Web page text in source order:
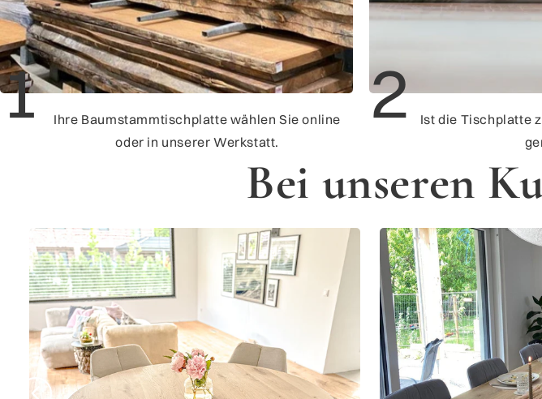
1
Ihre Baumstammtischplatte wählen Sie online
oder in unserer Werkstatt.
2
Ist die Tischplatte
Bei unseren